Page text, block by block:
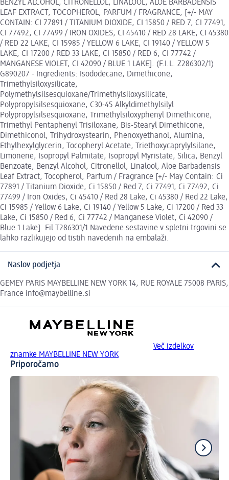
BENZYL ALCOHOL, CITRONELLOL, LINALOOL, ALOE BARBADENSIS
LEAF EXTRACT, TOCOPHEROL, PARFUM / FRAGRANCE, [+/- MAY
CONTAIN: CI 77891 / TITANIUM DIOXIDE, CI 15850 / RED 7, CI 77491,
CI 77492, CI 77499 / IRON OXIDES, CI 45410 / RED 28 LAKE, CI 45380
/ RED 22 LAKE, CI 15985 / YELLOW 6 LAKE, CI 19140 / YELLOW 5
LAKE, CI 17200 / RED 33 LAKE, CI 15850 / RED 6, CI 77742 /
MANGANESE VIOLET, CI 42090 / BLUE 1 LAKE]. (F.I.L. Z286302/1)
G890207 - Ingredients: Isododecane, Dimethicone,
Trimethylsiloxysilicate,
Polymethylsilsesquioxane/Trimethylsiloxysilicate,
Polypropylsilsesquioxane, C30-45 Alkyldimethylsilyl
Polypropylsilsesquioxane, Trimethylsiloxyphenyl Dimethicone,
Trimethyl Pentaphenyl Trisiloxane, Bis-Stearyl Dimethicone,
Dimethiconol, Trihydroxystearin, Phenoxyethanol, Alumina,
Ethylhexylglycerin, Tocopheryl Acetate, Triethoxycaprylylsilane,
Limonene, Isopropyl Palmitate, Isopropyl Myristate, Silica, Benzyl
Benzoate, Benzyl Alcohol, Citronellol, Linalool, Aloe Barbadensis
Leaf Extract, Tocopherol, Parfum / Fragrance [+/- May Contain: Ci
77891 / Titanium Dioxide, Ci 15850 / Red 7, Ci 77491, Ci 77492, Ci
77499 / Iron Oxides, Ci 45410 / Red 28 Lake, Ci 45380 / Red 22 Lake,
Ci 15985 / Yellow 6 Lake, Ci 19140 / Yellow 5 Lake, Ci 17200 / Red 33
Lake, Ci 15850 / Red 6, Ci 77742 / Manganese Violet, Ci 42090 /
Blue 1 Lake]. Fil T286301/1 Navedene sestavine v spletni trgovini se
lahko razlikujejo od tistih navedenih na embalaži.
Naslov podjetja
GEMEY PARIS MAYBELLINE NEW YORK 14, RUE ROYALE 75008 PARIS,
France info@maybelline.si
Več izdelkov
znamke MAYBELLINE NEW YORK
Priporočamo